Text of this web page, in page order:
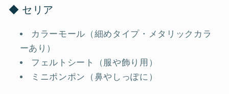
◆ セリア
カラーモール（細めタイプ・メタリックカラ
ーあり）
フェルトシート（服や飾り用）
ミニポンポン（鼻やしっぽに）